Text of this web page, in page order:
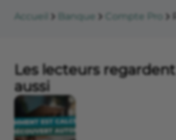
Accueil Banque Compte Pro
Les lecteurs regardent
aussi